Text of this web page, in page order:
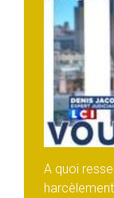
A quoi